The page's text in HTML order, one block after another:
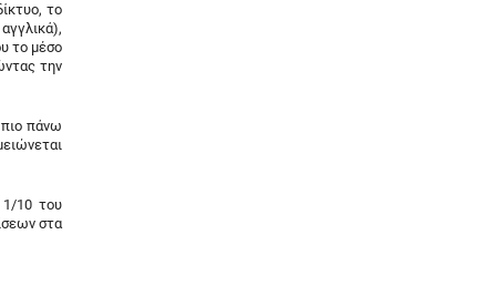
το
το μέσο
την
πιο πάνω
1/10 του
στα